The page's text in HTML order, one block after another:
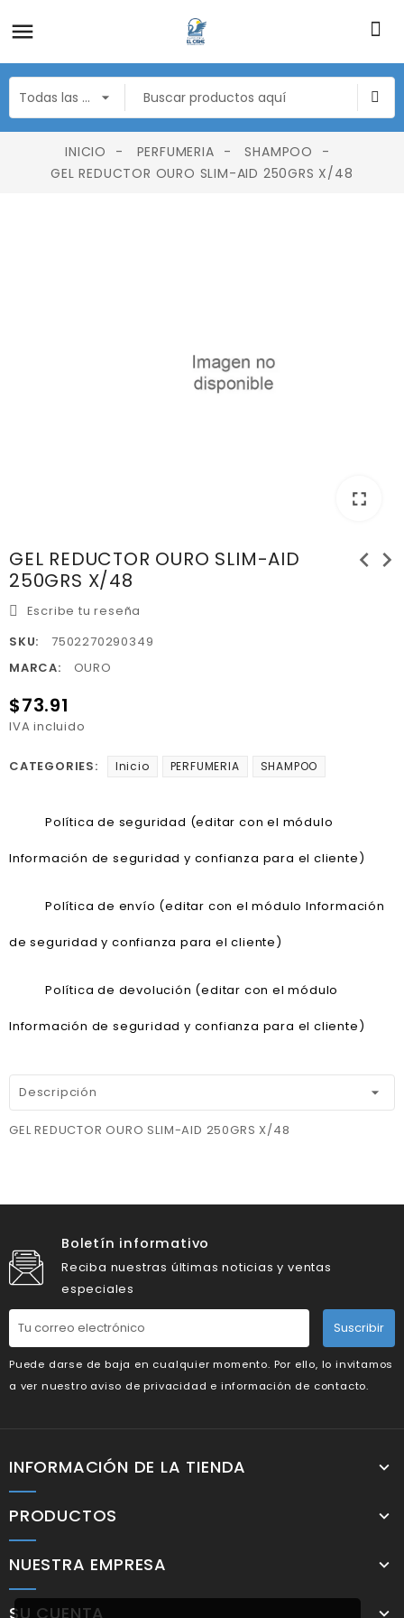
INICIO PERFUMERIA
SHAMPOO
GEL REDUCTOR OURO SLIM-AID 250GRS X/48
fullscreen
GEL REDUCTOR OURO SLIM-AID
250GRS X/48
chevron_left chevron_right
Escribe tu reseña
SKU:
7502270290349
MARCA:
OURO
$73.91
IVA incluido
CATEGORIES: Inicio PERFUMERIA SHAMPOO
Política de seguridad (editar con el módulo
Información de seguridad y confianza para el cliente)
Política de envío (editar con el módulo Información
de seguridad y confianza para el cliente)
Política de devolución (editar con el módulo
Información de seguridad y confianza para el cliente)
Descripción
GEL REDUCTOR OURO SLIM-AID 250GRS X/48
Boletín informativo
Reciba nuestras últimas noticias y ventas
especiales
Suscribir
Puede darse de baja en cualquier momento. Por ello, lo invitamos
a ver nuestro aviso de privacidad e información de contacto.
INFORMACIÓN DE LA TIENDA
PRODUCTOS
NUESTRA EMPRESA
SU CUENTA